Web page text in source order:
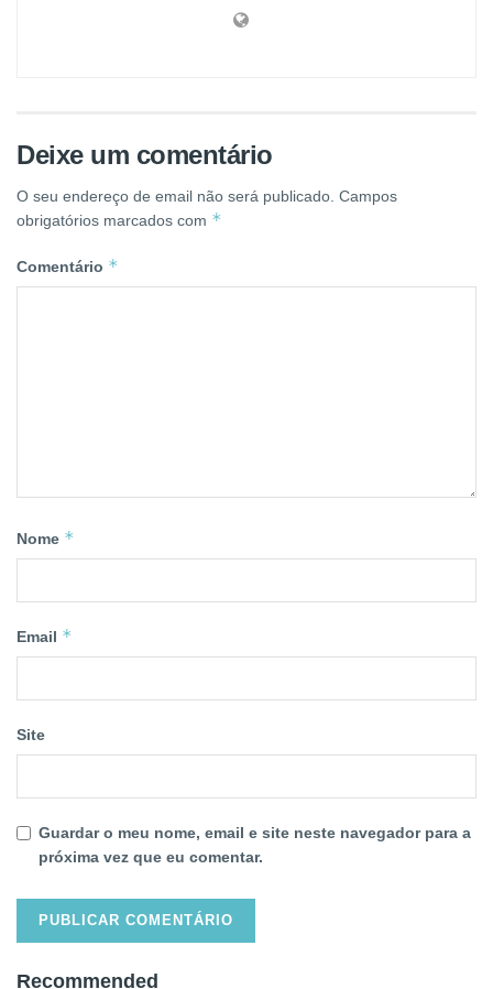
Deixe um comentário
O seu endereço de email não será publicado. Campos
obrigatórios marcados com *
Comentário *
Nome *
Email *
Site
Guardar o meu nome, email e site neste navegador para a
próxima vez que eu comentar.
Recommended